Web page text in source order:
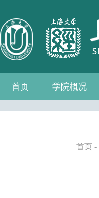
首页 学院概况
学院介绍
现任领导
组织机构
学院愿景
首页 -